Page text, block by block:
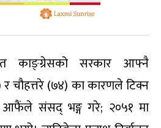
काङ्ग्रेसको सरकार आफ्नै
र चौहत्तरे (७४) का कारणले टिक्न
आफैंले संसद् भङ्ग गरे; २०५१ मा